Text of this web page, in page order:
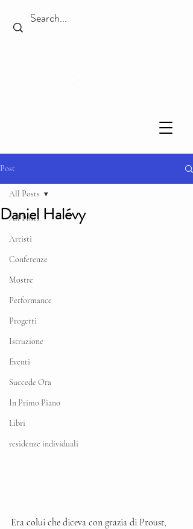
Post
All Posts
Artisti
Conferenze
Mostre
Performance
Progetti
Istruzione
Eventi
Succede Ora
In Primo Piano
Libri
residenze individuali
All Posts
Daniel Halévy
Era colui che diceva con grazia di Proust,